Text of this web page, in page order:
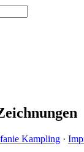
Kampling ·